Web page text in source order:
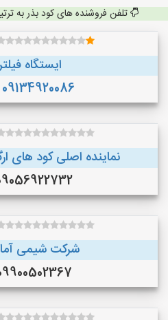
تلفن فروشنده های کود بذر به
ایستگاه
09134920086
نماینده اصلی کود
09056922732
شرکت شیمی
09900502367